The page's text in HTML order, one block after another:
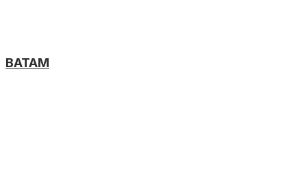
BATAM